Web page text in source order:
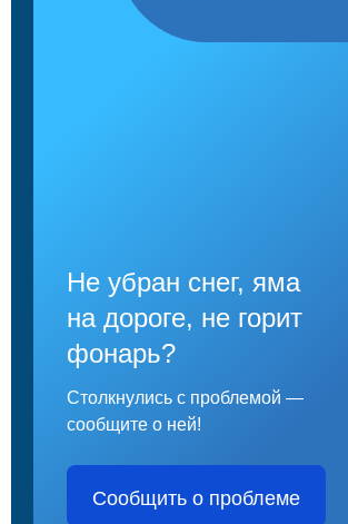
Не убран снег, яма
на дороге, не горит
фонарь?
Столкнулись с проблемой —
сообщите о ней!
Сообщить о проблеме